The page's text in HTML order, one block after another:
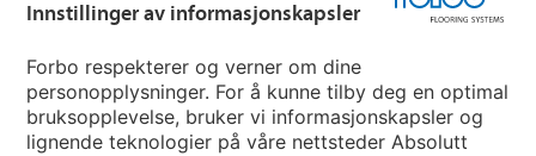
Velg land
My Forbo
INFORMASJON COVID-19
Innstillinger av informasjonskapsler
Forbo respekterer og verner om dine
personopplysninger. For å kunne tilby deg en optimal
bruksopplevelse, bruker vi informasjonskapsler og
lignende teknologier på våre nettsteder Absolutt